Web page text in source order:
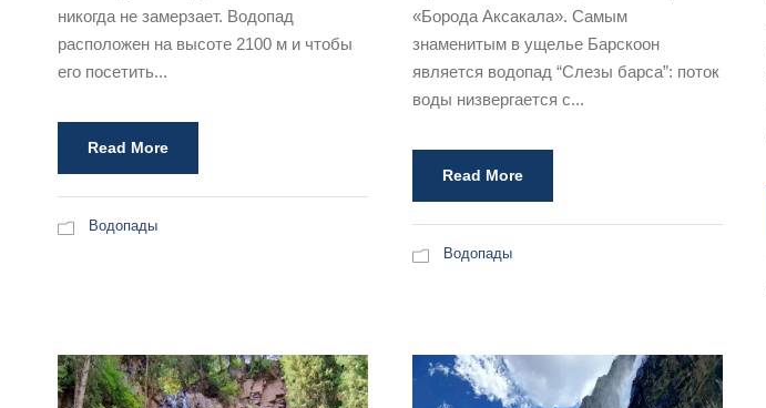
никогда не замерзает. Водопад
расположен на высоте 2100 м и чтобы
его посетить...
Read More
Водопады
«Борода Аксакала». Самым
знаменитым в ущелье Барскоон
является водопад “Слезы барса”: поток
воды низвергается с...
Read More
Водопады